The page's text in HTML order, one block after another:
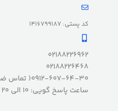
کد پستی: 1416799187
02188226962
02188226468
0912-607-64-30( تماس ضروری)
ساعت پاسخ گویی: 10 الی 20 شنبه الی چهارشنبه